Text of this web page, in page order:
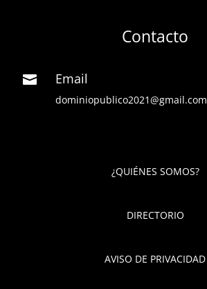
Contacto
 Email
dominiopublico2021@gmail.com
¿QUIÉNES SOMOS?
DIRECTORIO
AVISO DE PRIVACIDAD